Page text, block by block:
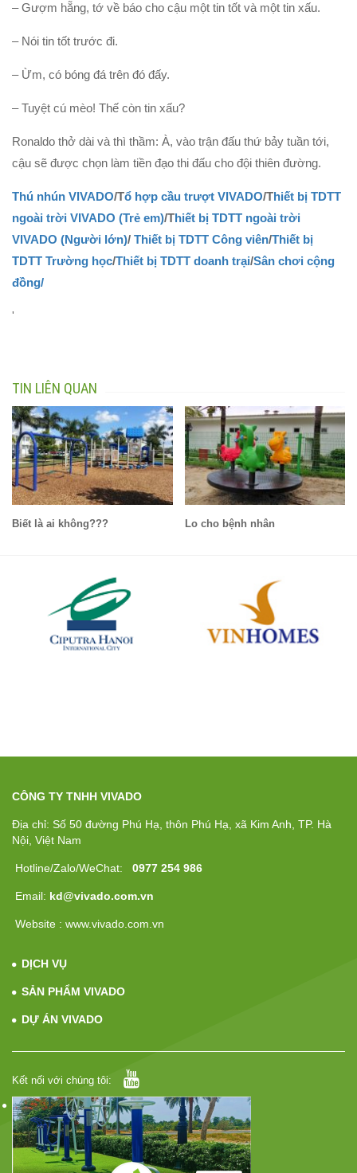
– Gượm hẵng, tớ về báo cho cậu một tin tốt và một tin xấu.
– Nói tin tốt trước đi.
– Ừm, có bóng đá trên đó đấy.
– Tuyệt cú mèo! Thế còn tin xấu?
Ronaldo thở dài và thì thầm: À, vào trận đấu thứ bảy tuần tới,
cậu sẽ được chọn làm tiền đạo thi đấu cho đội thiên đường.
Thú nhún VIVADO/Tổ hợp cầu trượt VIVADO/Thiết bị TDTT
ngoài trời VIVADO (Trẻ em)/Thiết bị TDTT ngoài trời
VIVADO (Người lớn)/ Thiết bị TDTT Công viên/Thiết bị
TDTT Trường học/Thiết bị TDTT doanh trại/Sân chơi cộng
đồng/
'
TIN LIÊN QUAN
Biết là ai không??? Lo cho bệnh nhân
CÔNG TY TNHH VIVADO
Địa chỉ: Số 50 đường Phú Hạ, thôn Phú Hạ, xã Kim Anh, TP. Hà
Nội, Việt Nam
Hotline/Zalo/WeChat: 0977 254 986
Email: kd@vivado.com.vn
Website : www.vivado.com.vn
DỊCH VỤ
SẢN PHẨM VIVADO
DỰ ÁN VIVADO
Kết nối với chúng tôi: